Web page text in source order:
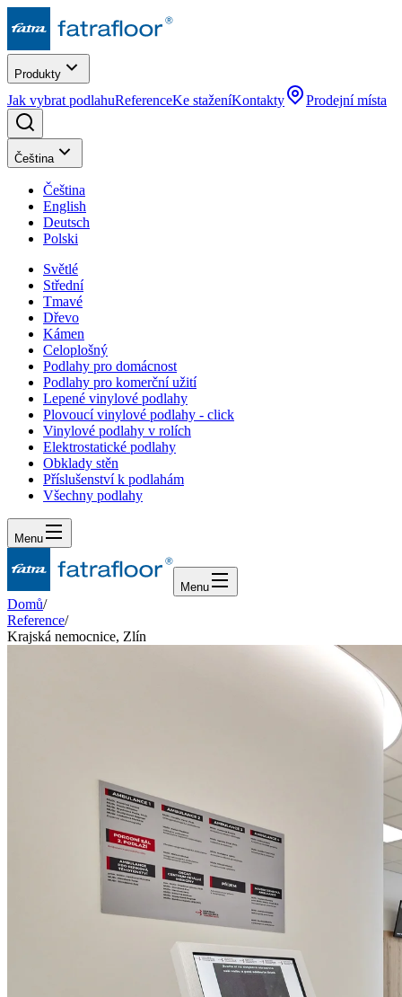
Produkty
Jak vybrat podlahuReferenceKe staženíKontakty Prodejní místa
Čeština
Čeština
English
Deutsch
Polski
Světlé
Střední
Tmavé
Dřevo
Kámen
Celoplošný
Podlahy pro domácnost
Podlahy pro komerční užití
Lepené vinylové podlahy
Plovoucí vinylové podlahy - click
Vinylové podlahy v rolích
Elektrostatické podlahy
Obklady stěn
Příslušenství k podlahám
Všechny podlahy
Menu
Menu
Domů/
Reference/
Krajská nemocnice, Zlín